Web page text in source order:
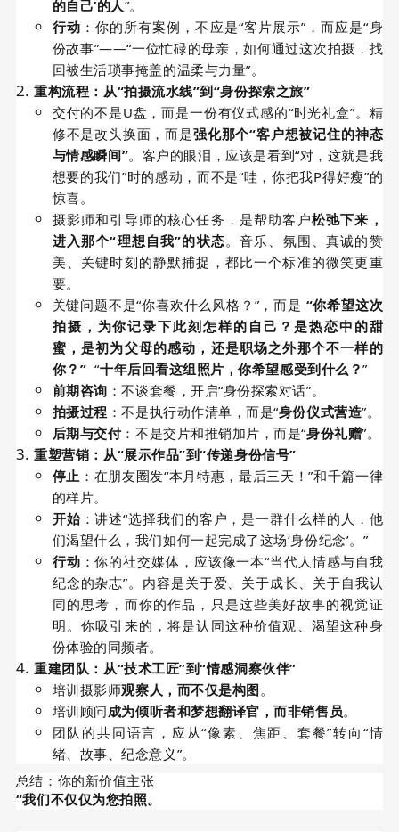
的自己’的人”。
行动 ：你的所有案例，不应是“客片展示”，而应是“身
份故事”——“一位忙碌的母亲，如何通过这次拍摄，找
回被生活琐事掩盖的温柔与力量”。
重构流程：从“拍摄流水线”到“身份探索之旅”
交付的不是U盘，而是一份有仪式感的“时光礼盒”。精
修不是改头换面，而是强化那个“客户想被记住的神态
与情感瞬间”。客户的眼泪，应该是看到“对，这就是我
想要的我们”时的感动，而不是“哇，你把我P得好瘦”的
惊喜。
摄影师和引导师的核心任务，是帮助客户松弛下来，
进入那个“理想自我”的状态。音乐、氛围、真诚的赞
美、关键时刻的静默捕捉，都比一个标准的微笑更重
要。
关键问题不是“你喜欢什么风格？”，而是 “你希望这次
拍摄，为你记录下此刻怎样的自己？是热恋中的甜
蜜，是初为父母的感动，还是职场之外那个不一样的
你？” “十年后回看这组照片，你希望感受到什么？”
前期咨询 ：不谈套餐，开启“身份探索对话”。
拍摄过程 ：不是执行动作清单，而是“身份仪式营造”。
后期与交付：不是交片和推销加片，而是“身份礼赠”。
重塑营销：从“展示作品”到“传递身份信号”
停止 ：在朋友圈发“本月特惠，最后三天！”和千篇一律
的样片。
开始 ：讲述“选择我们的客户，是一群什么样的人，他
们渴望什么，我们如何一起完成了这场‘身份纪念’。”
行动 ：你的社交媒体，应该像一本“当代人情感与自我
纪念的杂志”。内容是关于爱、关于成长、关于自我认
同的思考，而你的作品，只是这些美好故事的视觉证
明。你吸引来的，将是认同这种价值观、渴望这种身
份体验的同频者。
重建团队：从“技术工匠”到“情感洞察伙伴”
培训摄影师观察人，而不仅是构图 。
培训顾问成为倾听者和梦想翻译官，而非销售员。
团队的共同语言，应从“像素、焦距、套餐”转向“情
绪、故事、纪念意义”。
总结：你的新价值主张
“我们不仅仅为您拍照。